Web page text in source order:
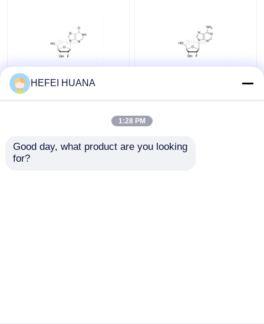
2'-एफ-डीआई
सबसे अच्छी कीमत सबसे अच्छी कीमत
HEFEI HUANA
1:28 PM
Good day, what product are you looking
for?